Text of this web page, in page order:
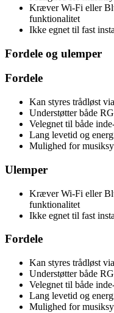
Kræver Wi-Fi eller
funktionalitet
Ikke egnet til fast
Fordele og ulemper
Fordele
Kan styres trådløst
Understøtter både
Velegnet til både
Lang levetid og
Mulighed for
Ulemper
Kræver Wi-Fi eller
funktionalitet
Ikke egnet til fast
Fordele
Kan styres trådløst
Understøtter både
Velegnet til både
Lang levetid og
Mulighed for